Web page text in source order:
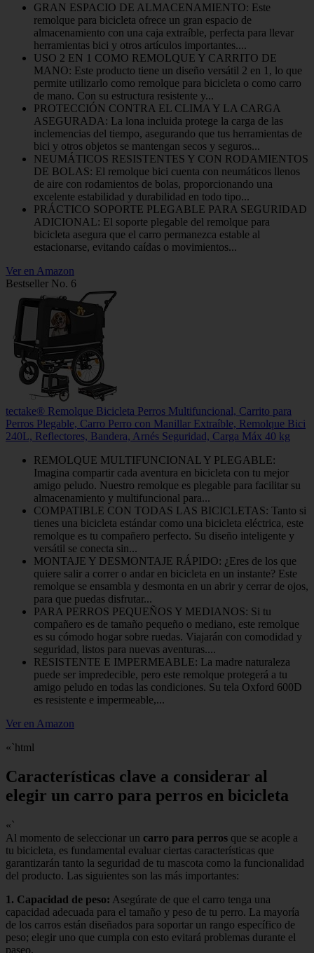
GRAN ESPACIO DE ALMACENAMIENTO: Este
remolque para bicicleta ofrece un gran espacio de
almacenamiento con una caja extraíble, perfecta para llevar
herramientas bici y otros artículos importantes....
USO 2 EN 1 COMO REMOLQUE Y CARRITO DE
MANO: Este producto tiene un diseño versátil 2 en 1, lo que
permite utilizarlo como remolque para bicicleta o como carro
de mano. Con su estructura resistente y...
PROTECCIÓN CONTRA EL CLIMA Y LA CARGA
ASEGURADA: La lona incluida protege la carga de las
inclemencias del tiempo, asegurando que tus herramientas de
bici y otros objetos se mantengan secos y seguros...
NEUMÁTICOS RESISTENTES Y CON RODAMIENTOS
DE BOLAS: El remolque bici cuenta con neumáticos llenos
de aire con rodamientos de bolas, proporcionando una
excelente estabilidad y durabilidad en todo tipo...
PRÁCTICO SOPORTE PLEGABLE PARA SEGURIDAD
ADICIONAL: El soporte plegable del remolque para
bicicleta asegura que el carro permanezca estable al
estacionarse, evitando caídas o movimientos...
Ver en Amazon
Bestseller No. 6
tectake® Remolque Bicicleta Perros Multifuncional, Carrito para
Perros Plegable, Carro Perro con Manillar Extraíble, Remolque Bici
240L, Reflectores, Bandera, Arnés Seguridad, Carga Máx 40 kg
REMOLQUE MULTIFUNCIONAL Y PLEGABLE:
Imagina compartir cada aventura en bicicleta con tu mejor
amigo peludo. Nuestro remolque es plegable para facilitar su
almacenamiento y multifuncional para...
COMPATIBLE CON TODAS LAS BICICLETAS: Tanto si
tienes una bicicleta estándar como una bicicleta eléctrica, este
remolque es tu compañero perfecto. Su diseño inteligente y
versátil se conecta sin...
MONTAJE Y DESMONTAJE RÁPIDO: ¿Eres de los que
quiere salir a correr o andar en bicicleta en un instante? Este
remolque se ensambla y desmonta en un abrir y cerrar de ojos,
para que puedas disfrutar...
PARA PERROS PEQUEÑOS Y MEDIANOS: Si tu
compañero es de tamaño pequeño o mediano, este remolque
es su cómodo hogar sobre ruedas. Viajarán con comodidad y
seguridad, listos para nuevas aventuras....
RESISTENTE E IMPERMEABLE: La madre naturaleza
puede ser impredecible, pero este remolque protegerá a tu
amigo peludo en todas las condiciones. Su tela Oxford 600D
es resistente e impermeable,...
Ver en Amazon
«`html
Características clave a considerar al
elegir un carro para perros en bicicleta
«`
Al momento de seleccionar un carro para perros que se acople a
tu bicicleta, es fundamental evaluar ciertas características que
garantizarán tanto la seguridad de tu mascota como la funcionalidad
del producto. Las siguientes son las más importantes:
1. Capacidad de peso: Asegúrate de que el carro tenga una
capacidad adecuada para el tamaño y peso de tu perro. La mayoría
de los carros están diseñados para soportar un rango específico de
peso; elegir uno que cumpla con esto evitará problemas durante el
paseo.